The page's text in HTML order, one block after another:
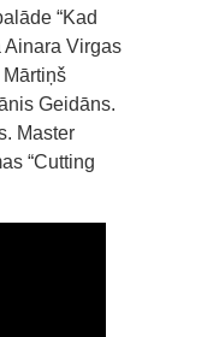
“Kad
Ainara Virgas
Geidāns.
Master
“Cutting